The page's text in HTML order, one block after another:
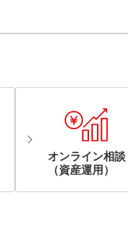
オンライン相談
（資産運用）